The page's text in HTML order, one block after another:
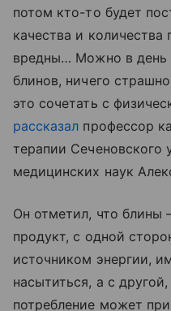
потом кто-то будет
качества и
вредны… Можно в день
блинов, ничего
это сочетать с
рассказал профессор
терапии Сеченовского
медицинских наук
Он отметил, что блины
продукт, с одной
источником энергии,
насытиться, а с
потребление может